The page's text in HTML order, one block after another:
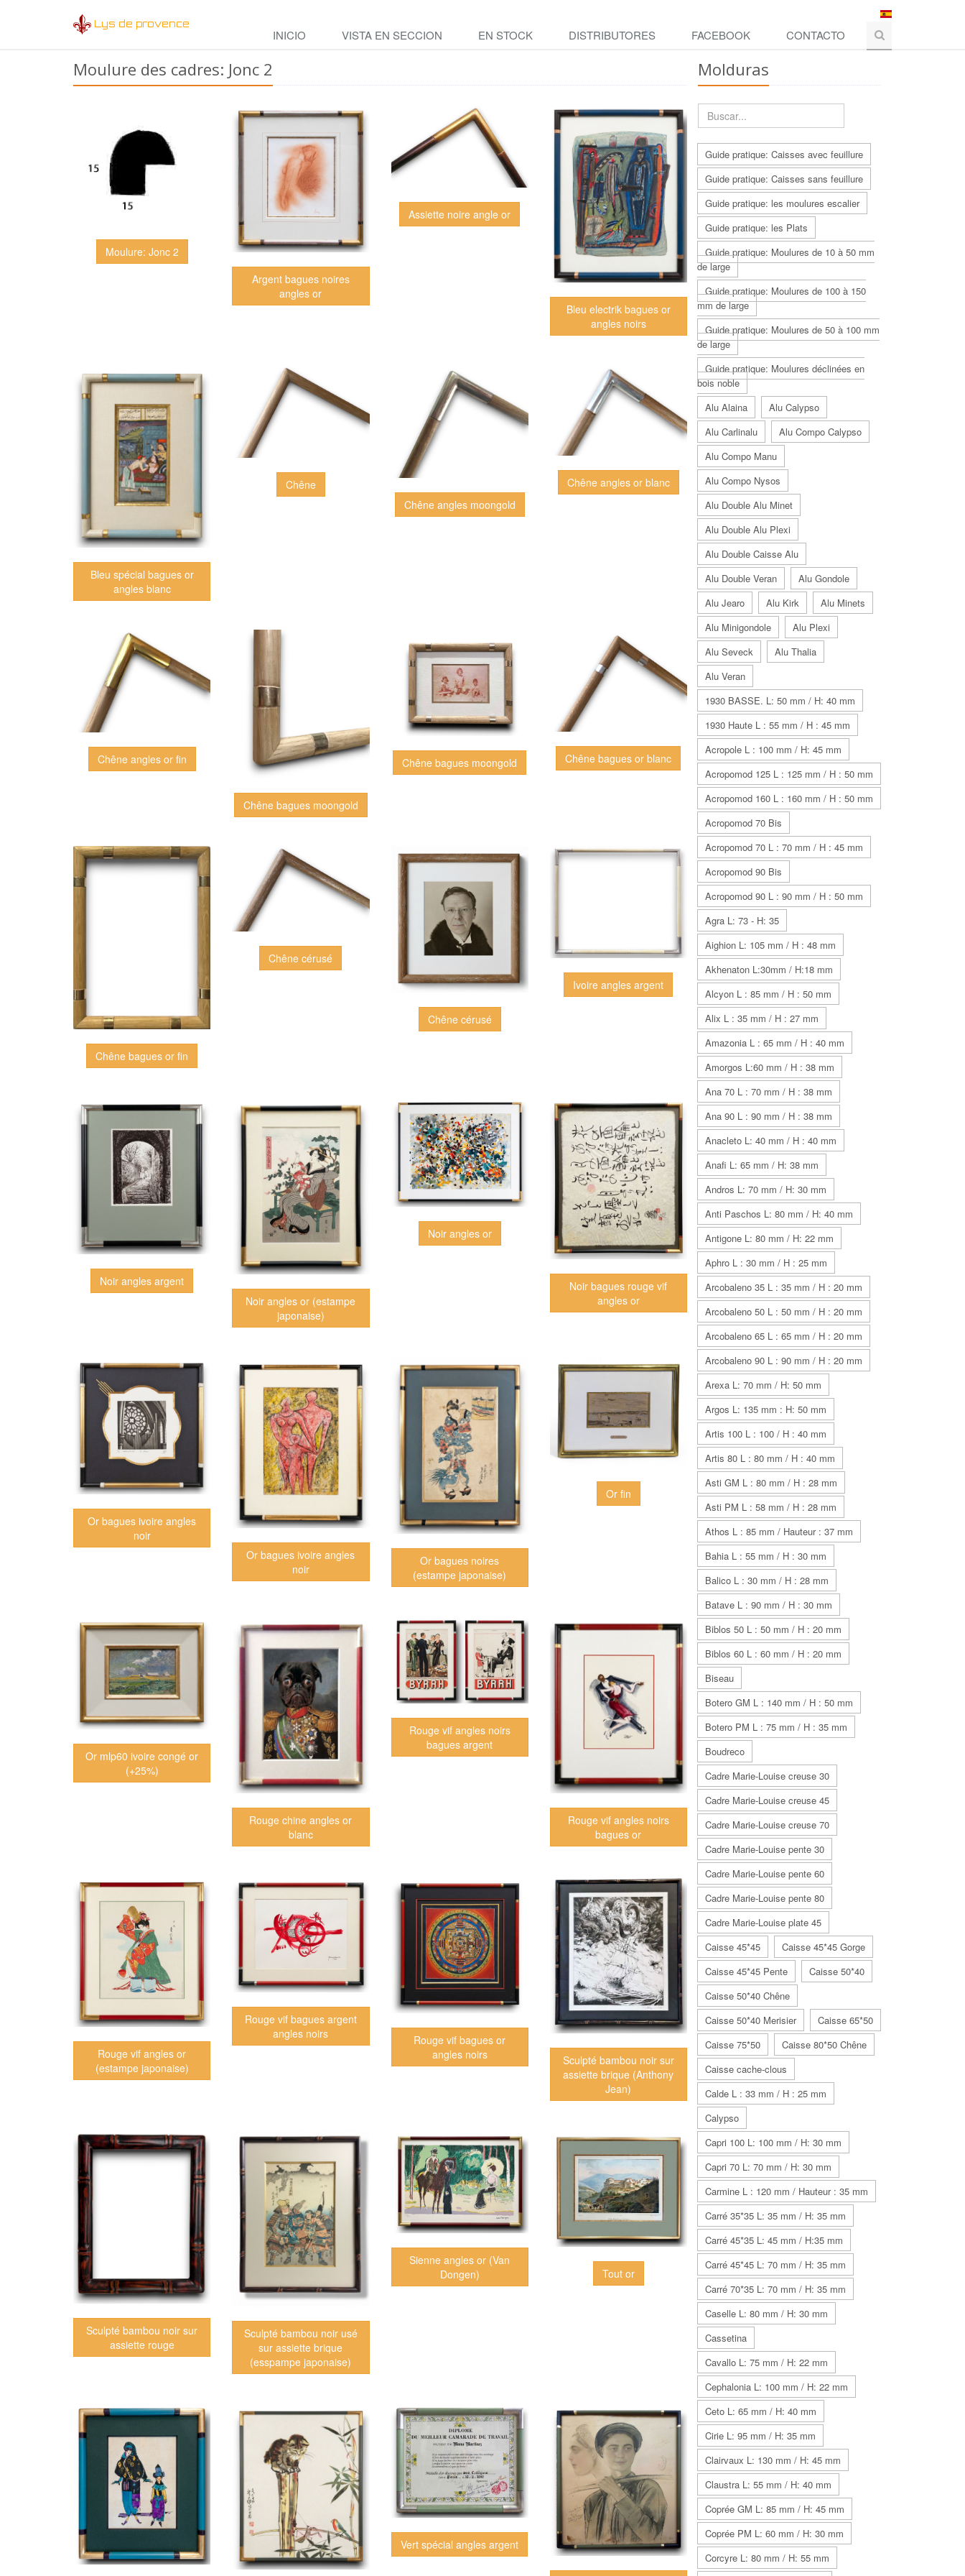
Lys de provence
INICIO VISTA EN SECCION EN STOCK DISTRIBUTORES FACEBOOK CONTACTO
Moulure des cadres: Jonc 2
Moulure: Jonc 2
Argent bagues noires
angles or
Assiette noire angle or
Bleu electrik bagues or
angles noirs
Bleu spécial bagues or
angles blanc
Chêne
Chêne angles moongold
Chêne angles or blanc
Chêne angles or fin
Chêne bagues moongold
Chêne bagues moongold Chêne bagues or blanc
Chêne bagues or fin
Chêne cérusé
Chêne cérusé
Ivoire angles argent
Noir angles argent
Noir angles or (estampe
japonaise)
Noir angles or
Noir bagues rouge vif
angles or
Or bagues ivoire angles
noir
Or bagues ivoire angles
noir
Or bagues noires
(estampe japonaise)
Or fin
Or mlp60 ivoire congé or
(+25%)
Rouge chine angles or
blanc
Rouge vif angles noirs
bagues argent
Rouge vif angles noirs
bagues or
Rouge vif angles or
(estampe japonaise)
Rouge vif bagues argent
angles noirs
Rouge vif bagues or
angles noirs
Sculpté bambou noir sur
assiette brique (Anthony
Jean)
Sculpté bambou noir sur
assiette rouge
Sculpté bambou noir usé
sur assiette brique
(esspampe japonaise)
Sienne angles or (Van
Dongen)
Tout or
Vert spécial angles argent
Molduras
Guide pratique: Caisses avec feuillure
Guide pratique: Caisses sans feuillure
Guide pratique: les moulures escalier
Guide pratique: les Plats
Guide pratique: Moulures de 10 à 50 mm
de large
Guide pratique: Moulures de 100 à 150
mm de large
Guide pratique: Moulures de 50 à 100 mm
de large
Guide pratique: Moulures déclinées en
bois noble
Alu Alaina
Alu Calypso
Alu Carlinalu
Alu Compo Calypso
Alu Compo Manu
Alu Compo Nysos
Alu Double Alu Minet
Alu Double Alu Plexi
Alu Double Caisse Alu
Alu Double Veran
Alu Gondole
Alu Jearo
Alu Kirk
Alu Minets
Alu Minigondole
Alu Plexi
Alu Seveck
Alu Thalia
Alu Veran
1930 BASSE. L: 50 mm / H: 40 mm
1930 Haute L : 55 mm / H : 45 mm
Acropole L : 100 mm / H: 45 mm
Acropomod 125 L : 125 mm / H : 50 mm
Acropomod 160 L : 160 mm / H : 50 mm
Acropomod 70 Bis
Acropomod 70 L : 70 mm / H : 45 mm
Acropomod 90 Bis
Acropomod 90 L : 90 mm / H : 50 mm
Agra L: 73 - H: 35
Aighion L: 105 mm / H : 48 mm
Akhenaton L:30mm / H:18 mm
Alcyon L : 85 mm / H : 50 mm
Alix L : 35 mm / H : 27 mm
Amazonia L : 65 mm / H : 40 mm
Amorgos L:60 mm / H : 38 mm
Ana 70 L : 70 mm / H : 38 mm
Ana 90 L : 90 mm / H : 38 mm
Anacleto L: 40 mm / H : 40 mm
Anafi L: 65 mm / H: 38 mm
Andros L: 70 mm / H: 30 mm
Anti Paschos L: 80 mm / H: 40 mm
Antigone L: 80 mm / H: 22 mm
Aphro L : 30 mm / H : 25 mm
Arcobaleno 35 L : 35 mm / H : 20 mm
Arcobaleno 50 L : 50 mm / H : 20 mm
Arcobaleno 65 L : 65 mm / H : 20 mm
Arcobaleno 90 L : 90 mm / H : 20 mm
Arexa L: 70 mm / H: 50 mm
Argos L: 135 mm : H: 50 mm
Artis 100 L : 100 / H : 40 mm
Artis 80 L : 80 mm / H : 40 mm
Asti GM L : 80 mm / H : 28 mm
Asti PM L : 58 mm / H : 28 mm
Athos L : 85 mm / Hauteur : 37 mm
Bahia L : 55 mm / H : 30 mm
Balico L : 30 mm / H : 28 mm
Batave L : 90 mm / H : 30 mm
Biblos 50 L : 50 mm / H : 20 mm
Biblos 60 L : 60 mm / H : 20 mm
Biseau
Botero GM L : 140 mm / H : 50 mm
Botero PM L : 75 mm / H : 35 mm
Boudreco
Cadre Marie-Louise creuse 30
Cadre Marie-Louise creuse 45
Cadre Marie-Louise creuse 70
Cadre Marie-Louise pente 30
Cadre Marie-Louise pente 60
Cadre Marie-Louise pente 80
Cadre Marie-Louise plate 45
Caisse 45*45
Caisse 45*45 Gorge
Caisse 45*45 Pente
Caisse 50*40
Caisse 50*40 Chêne
Caisse 50*40 Merisier
Caisse 65*50
Caisse 75*50
Caisse 80*50 Chêne
Caisse cache-clous
Calde L : 33 mm / H : 25 mm
Calypso
Capri 100 L: 100 mm / H: 30 mm
Capri 70 L: 70 mm / H: 30 mm
Carmine L : 120 mm / Hauteur : 35 mm
Carré 35*35 L: 35 mm / H: 35 mm
Carré 45*35 L: 45 mm / H:35 mm
Carré 45*45 L: 70 mm / H: 35 mm
Carré 70*35 L: 70 mm / H: 35 mm
Caselle L: 80 mm / H: 30 mm
Cassetina
Cavallo L: 75 mm / H: 22 mm
Cephalonia L: 100 mm / H: 22 mm
Ceto L: 65 mm / H: 40 mm
Cirie L: 95 mm / H: 35 mm
Clairvaux L: 130 mm / H: 45 mm
Claustra L: 55 mm / H: 40 mm
Coprée GM L: 85 mm / H: 45 mm
Coprée PM L: 60 mm / H: 30 mm
Corcyre L: 80 mm / H: 55 mm